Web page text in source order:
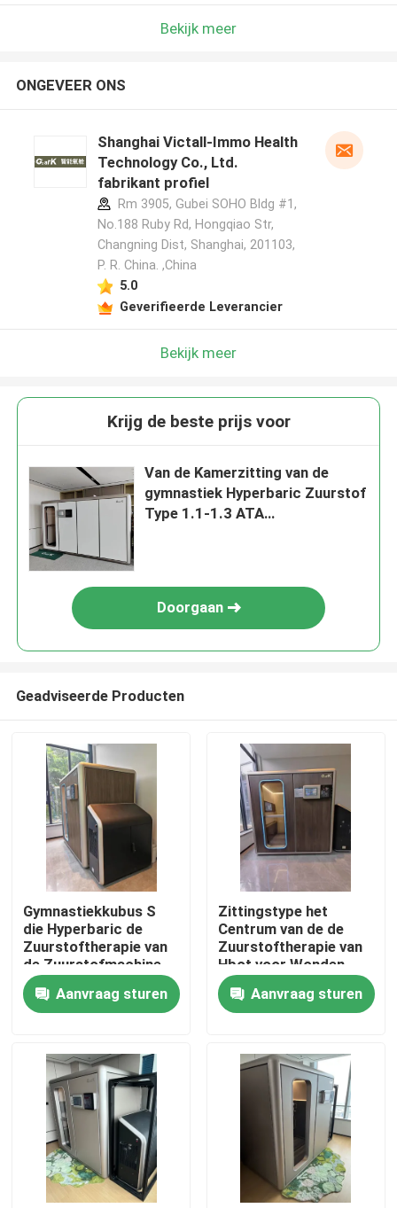
Huis
Producten
video's
Ongeveer ons
Fabrieksreis
Kwaliteitscontrole
Bekijk meer
ONGEVEER ONS
Shanghai Victall-Immo Health
Technology Co., Ltd.
fabrikant profiel
Rm 3905, Gubei SOHO Bldg #1,
No.188 Ruby Rd, Hongqiao Str,
Changning Dist, Shanghai, 201103,
P. R. China. ,China
5.0
Geverifieerde Leverancier
Bekijk meer
Krijg de beste prijs voor
Van de Kamerzitting van de
gymnastiek Hyperbaric Zuurstof
Type 1.1-1.3 ATA
Doorgaan
Geadviseerde Producten
Gymnastiekkubus S
die Hyperbaric de
Zuurstoftherapie van
de Zuurstofmachine
voor Depressie zitten
Aanvraag sturen
Zittingstype het
Centrum van de de
Zuurstoftherapie van
Hbot voor Wonden
2000x13802000mm
Aanvraag sturen